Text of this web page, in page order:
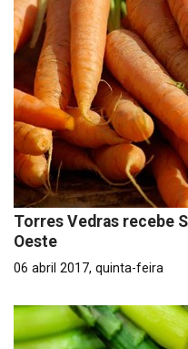
Torres Vedras recebe
Oeste
06 abril 2017, quinta-feira